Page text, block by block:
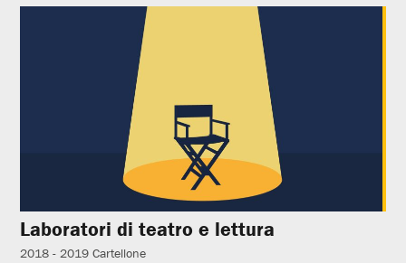
Laboratori di teatro e lettura
2018 - 2019 Cartellone